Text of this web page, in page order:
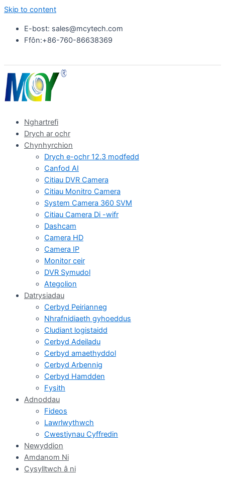
Skip to content
E-bost: sales@mcytech.com
Ffôn:+86-760-86638369
Nghartrefi
Drych ar ochr
Chynhyrchion
Drych e-ochr 12.3 modfedd
Canfod AI
Citiau DVR Camera
Citiau Monitro Camera
System Camera 360 SVM
Citiau Camera Di -wifr
Dashcam
Camera HD
Camera IP
Monitor ceir
DVR Symudol
Ategolion
Datrysiadau
Cerbyd Peirianneg
Nhrafnidiaeth gyhoeddus
Cludiant logistaidd
Cerbyd Adeiladu
Cerbyd amaethyddol
Cerbyd Arbennig
Cerbyd Hamdden
Fysith
Adnoddau
Fideos
Lawrlwythwch
Cwestiynau Cyffredin
Newyddion
Amdanom Ni
Cysylltwch â ni